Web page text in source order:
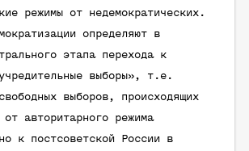
режимы от недемократических.
определяют в
этапа перехода к
выборы», т.е.
выборов, происходящих
авторитарного режима
к постсоветской России в